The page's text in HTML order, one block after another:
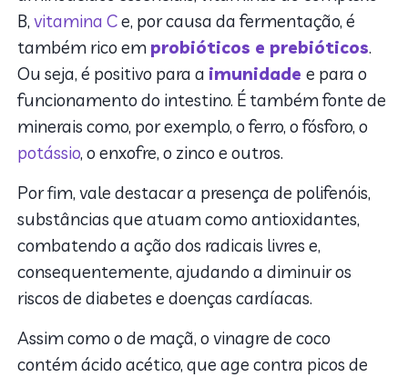
B,vitamina Ce, por causa da fermentação, é
também rico em probióticos e prebióticos.
Ou seja, é positivo para a imunidade e para o
funcionamento do intestino. É também fonte de
minerais como, por exemplo, o ferro, o fósforo, o
potássio, o enxofre, o zinco e outros.
Por fim, vale destacar a presença de polifenóis,
substâncias que atuam como antioxidantes,
combatendo a ação dos radicais livres e,
consequentemente, ajudando a diminuir os
riscos de diabetes e doenças cardíacas.
Assim como o de maçã, o vinagre de coco
contém ácido acético, que age contra picos de